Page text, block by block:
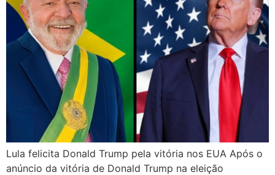
Lula felicita Donald Trump pela vitória nos EUA Após o
anúncio da vitória de Donald Trump na eleição